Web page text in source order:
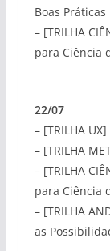
Boas Práticas
– [TRILHA
para Ciência
22/07
– [TRILHA
– [TRILHA
– [TRILHA
para Ciência
– [TRILHA
as